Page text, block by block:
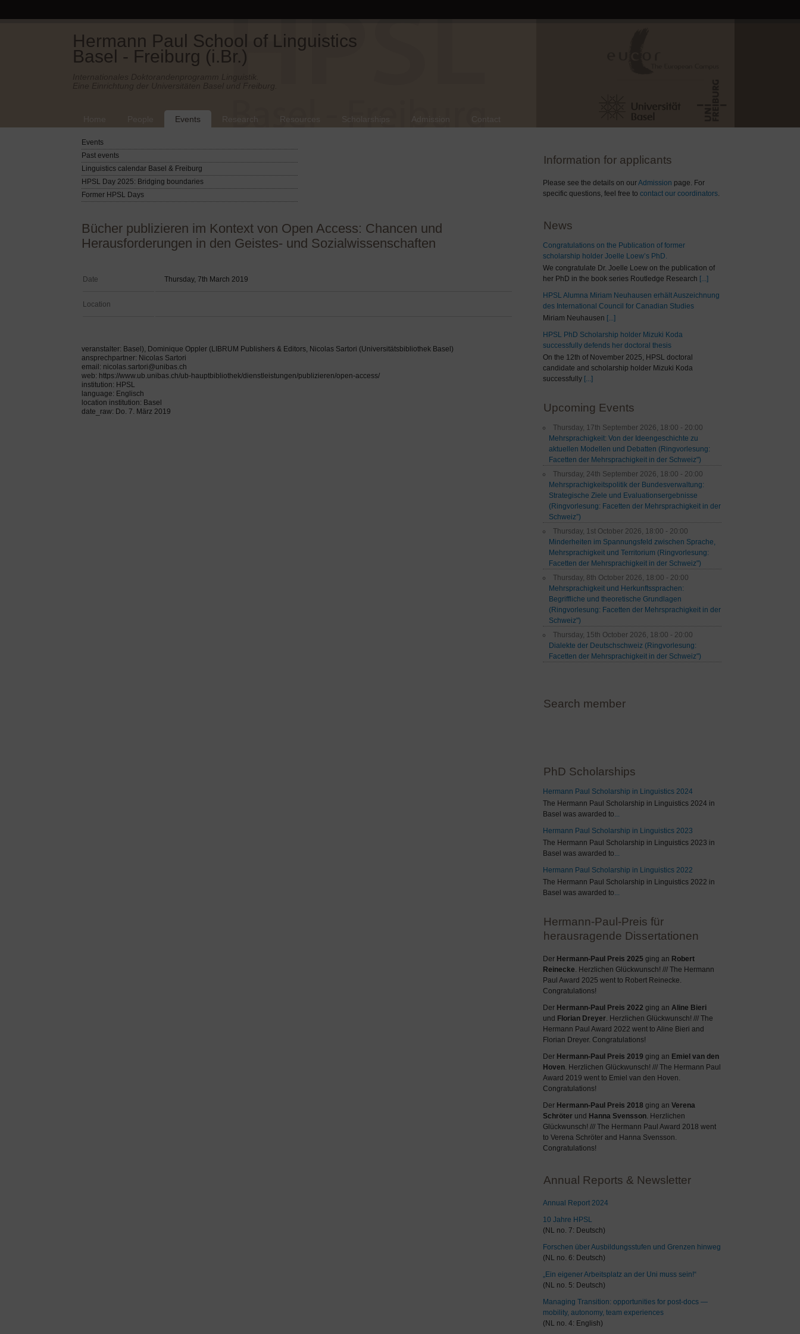
Hermann Paul School of Linguistics
Basel - Freiburg (i.Br.)
Events
Events
Past events
Linguistics calendar Basel & Freiburg
HPSL Day 2025: Bridging boundaries
Former HPSL Days
Bücher publizieren im Kontext von Open Access: Chancen und
Herausforderungen in den Geistes- und Sozialwissenschaften
Date Thursday, 7th March 2019
Location
veranstalter: Basel), Dominique Oppler (LIBRUM Publishers & Editors, Nicolas Sartori (Universitätsbibliothek Basel)
ansprechpartner: Nicolas Sartori
email: nicolas.sartori@unibas.ch
web: https://www.ub.unibas.ch/ub-hauptbibliothek/dienstleistungen/publizieren/open-access/
institution: HPSL
language: Englisch
location institution: Basel
date_raw: Do. 7. März 2019
Information for applicants
Please see the details on ourAdmission page. For
specific questions, feel free to contact our coordinators.
News
Congratulations on the Publication of former
scholarship holder Joelle Loew’s PhD.
We congratulate Dr. Joelle Loew on the publication of
her PhD in the book series Routledge Research [...]
HPSL Alumna Miriam Neuhausen erhält Auszeichnung
des International Council for Canadian Studies
Miriam Neuhausen [...]
HPSL PhD Scholarship holder Mizuki Koda
successfully defends her doctoral thesis
On the 12th of November 2025, HPSL doctoral
candidate and scholarship holder Mizuki Koda
successfully [...]
Upcoming Events
Thursday, 17th September 2026, 18:00 - 20:00
Mehrsprachigkeit: Von der Ideengeschichte zu
aktuellen Modellen und Debatten (Ringvorlesung:
Facetten der Mehrsprachigkeit in der Schweiz")
Thursday, 24th September 2026, 18:00 - 20:00
Mehrsprachigkeitspolitik der Bundesverwaltung:
Strategische Ziele und Evaluationsergebnisse
(Ringvorlesung: Facetten der Mehrsprachigkeit in der
Schweiz”)
Thursday, 1st October 2026, 18:00 - 20:00
Minderheiten im Spannungsfeld zwischen Sprache,
Mehrsprachigkeit und Territorium (Ringvorlesung:
Facetten der Mehrsprachigkeit in der Schweiz")
Thursday, 8th October 2026, 18:00 - 20:00
Mehrsprachigkeit und Herkunftssprachen:
Begriffliche und theoretische Grundlagen
(Ringvorlesung: Facetten der Mehrsprachigkeit in der
Schweiz")
Thursday, 15th October 2026, 18:00 - 20:00
Dialekte der Deutschschweiz (Ringvorlesung:
Facetten der Mehrsprachigkeit in der Schweiz")
Search member
PhD Scholarships
Hermann Paul Scholarship in Linguistics 2024
The Hermann Paul Scholarship in Linguistics 2024 in
Basel was awarded to...
Hermann Paul Scholarship in Linguistics 2023
The Hermann Paul Scholarship in Linguistics 2023 in
Basel was awarded to...
Hermann Paul Scholarship in Linguistics 2022
The Hermann Paul Scholarship in Linguistics 2022 in
Basel was awarded to...
Hermann-Paul-Preis für
herausragende Dissertationen
Der Hermann-Paul Preis 2025 ging an Robert
Reinecke. Herzlichen Glückwunsch! /// The Hermann
Paul Award 2025 went to Robert Reinecke.
Congratulations!
Der Hermann-Paul Preis 2022 ging an Aline Bieri
und Florian Dreyer. Herzlichen Glückwunsch! /// The
Hermann Paul Award 2022 went to Aline Bieri and
Florian Dreyer. Congratulations!
Der Hermann-Paul Preis 2019 ging an Emiel van den
Hoven. Herzlichen Glückwunsch! /// The Hermann Paul
Award 2019 went to Emiel van den Hoven.
Congratulations!
Der Hermann-Paul Preis 2018 ging an Verena
Schröter und Hanna Svensson. Herzlichen
Glückwunsch! /// The Hermann Paul Award 2018 went
to Verena Schröter and Hanna Svensson.
Congratulations!
Annual Reports & Newsletter
Annual Report 2024
10 Jahre HPSL
(NL no. 7: Deutsch)
Forschen über Ausbildungsstufen und Grenzen hinweg
(NL no. 6: Deutsch)
„Ein eigener Arbeitsplatz an der Uni muss sein!“
(NL no. 5: Deutsch)
Managing Transition: opportunities for post-docs —
mobility, autonomy, team experiences
(NL no. 4: English)